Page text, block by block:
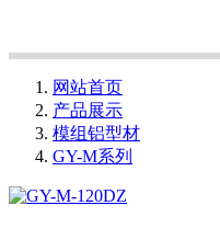
网站首页
产品展示
模组铝型材
GY-M系列